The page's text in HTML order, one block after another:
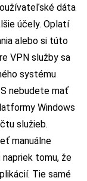
dáta
účely. Oplatí
alebo si túto
VPN služby sa
systému
nebudete mať
Windows
služieb.
manuálne
tomu, že
Tie samé